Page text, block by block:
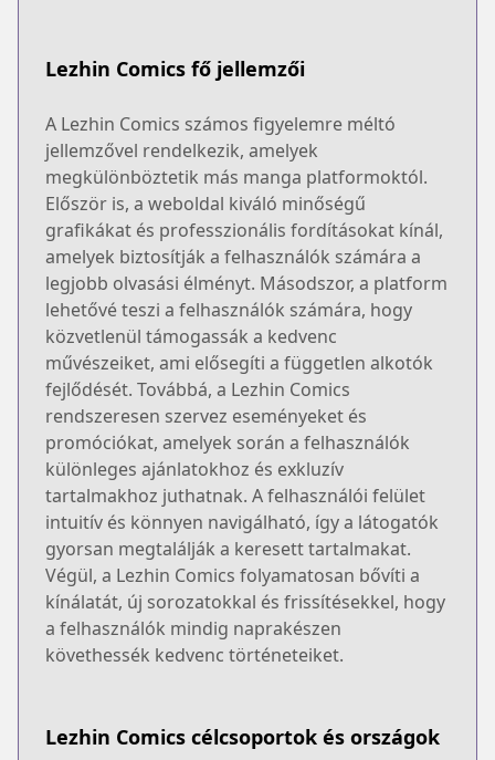
Lezhin Comics fő jellemzői
A Lezhin Comics számos figyelemre méltó
jellemzővel rendelkezik, amelyek
megkülönböztetik más manga platformoktól.
Először is, a weboldal kiváló minőségű
grafikákat és professzionális fordításokat kínál,
amelyek biztosítják a felhasználók számára a
legjobb olvasási élményt. Másodszor, a platform
lehetővé teszi a felhasználók számára, hogy
közvetlenül támogassák a kedvenc
művészeiket, ami elősegíti a független alkotók
fejlődését. Továbbá, a Lezhin Comics
rendszeresen szervez eseményeket és
promóciókat, amelyek során a felhasználók
különleges ajánlatokhoz és exkluzív
tartalmakhoz juthatnak. A felhasználói felület
intuitív és könnyen navigálható, így a látogatók
gyorsan megtalálják a keresett tartalmakat.
Végül, a Lezhin Comics folyamatosan bővíti a
kínálatát, új sorozatokkal és frissítésekkel, hogy
a felhasználók mindig naprakészen
követhessék kedvenc történeteiket.
Lezhin Comics célcsoportok és országok